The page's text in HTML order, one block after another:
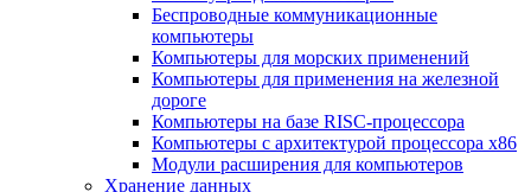
Беспроводные коммуникационные
компьютеры
Компьютеры для морских применений
Компьютеры для применения на железной
дороге
Компьютеры на базе RISC-процессора
Компьютеры с архитектурой процессора x86
Модули расширения для компьютеров
Хранение данных